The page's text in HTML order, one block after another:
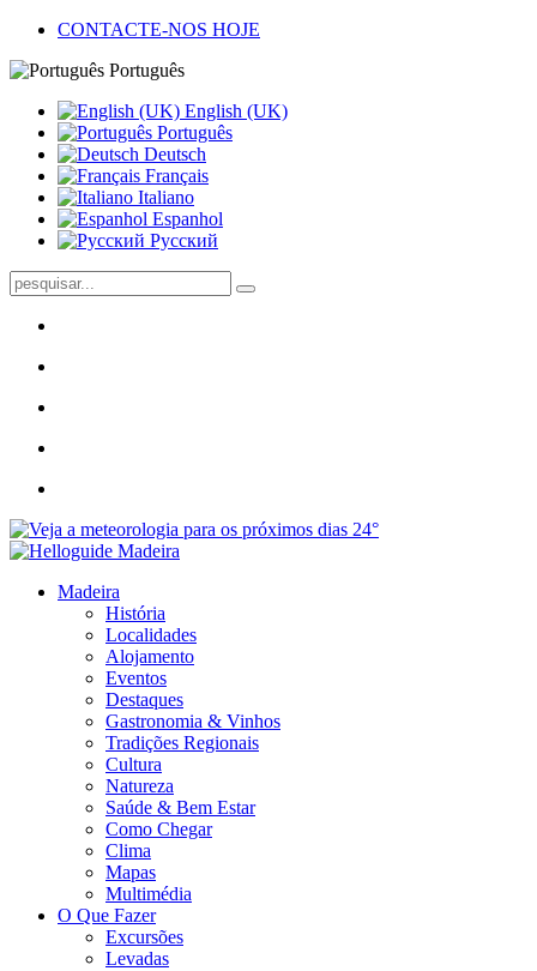
CONTACTE-NOS HOJE
Português
English (UK)
Português
Deutsch
Français
Italiano
Espanhol
Pусский
24°
Madeira
História
Localidades
Alojamento
Eventos
Destaques
Gastronomia & Vinhos
Tradições Regionais
Cultura
Natureza
Saúde & Bem Estar
Como Chegar
Clima
Mapas
Multimédia
O Que Fazer
Excursões
Levadas